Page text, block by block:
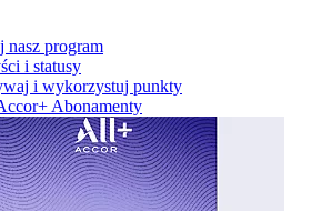
nasz program
i statusy
i wykorzystuj punkty
Abonamenty